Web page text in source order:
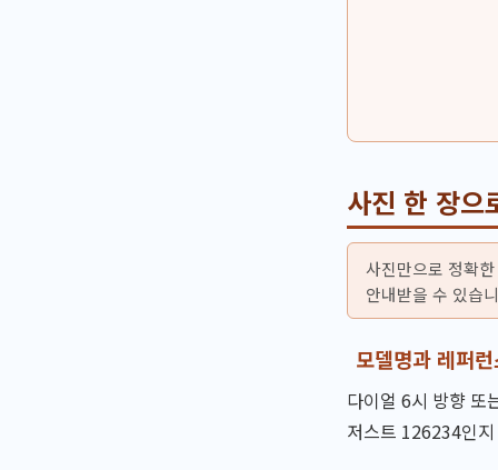
사진 한 장으
사진만으로 정확
안내받을 수 있습
모델명과 레퍼
다이얼 6시 방향 또
저스트 126234인